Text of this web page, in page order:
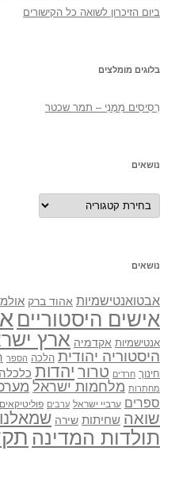
ביום הזיכרון לשואה כל הקישורים
בלוגים מומלצים
רְסִיסִים מִמֶנִי – תמר שכטר
נושאים
נושאים
נושאים
אבטואנטישמיות אהוד ברק
אישים היסטוריים
אנטישמיות אקדמיה ארץ
היסטוריה יהודית הלכה הספר
חינוך חרדים טרור יהדות כלכלה
מחתרות מלחמות ישראל
ספרים ערביי ישראל ערבים פוליטיקאים
שואה שחיתות שירה
תולדות המדינה